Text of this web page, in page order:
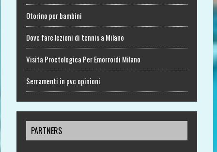
Otorino per bambini
Dove fare lezioni di tennis a Milano
Visita Proctologica Per Emorroidi Milano
Serramenti in pvc opinioni
PARTNERS